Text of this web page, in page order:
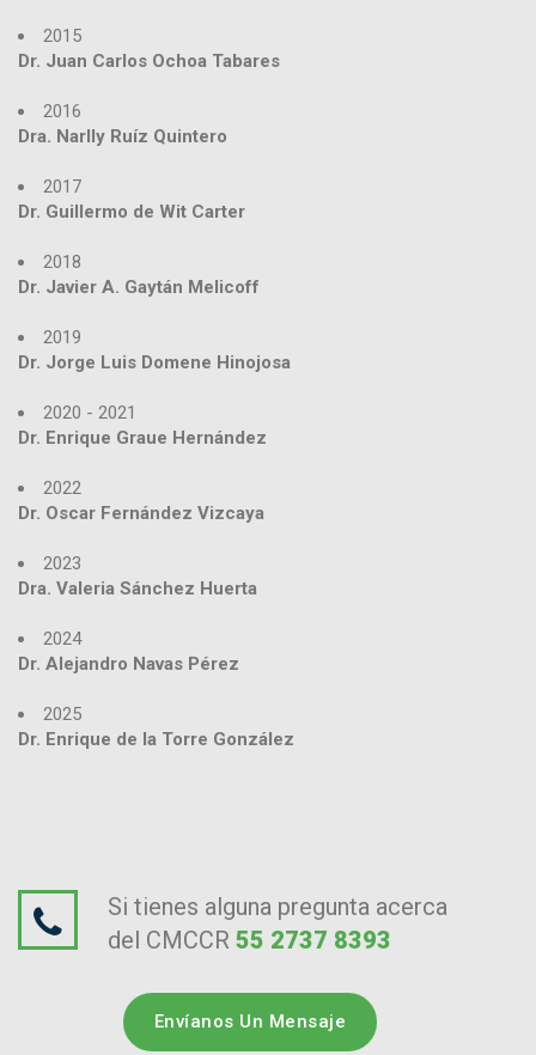
2015
Dr. Juan Carlos Ochoa Tabares
2016
Dra. Narlly Ruíz Quintero
2017
Dr. Guillermo de Wit Carter
2018
Dr. Javier A. Gaytán Melicoff
2019
Dr. Jorge Luis Domene Hinojosa
2020 - 2021
Dr. Enrique Graue Hernández
2022
Dr. Oscar Fernández Vizcaya
2023
Dra. Valeria Sánchez Huerta
2024
Dr. Alejandro Navas Pérez
2025
Dr. Enrique de la Torre González
Si tienes alguna pregunta acerca
del CMCCR 55 2737 8393
Envíanos Un Mensaje